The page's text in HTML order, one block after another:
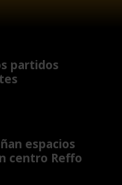
partidos
espacios
centro Reffo